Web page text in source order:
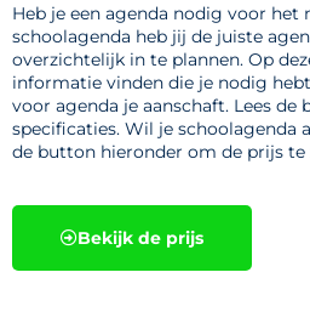
Heb je een agenda nodig voor het
schoolagenda heb jij de juiste
overzichtelijk in te plannen. Op
informatie vinden die je nodig
voor agenda je aanschaft. Lees de
specificaties. Wil je schoolagenda
de button hieronder om de prijs te
Bekijk de prijs